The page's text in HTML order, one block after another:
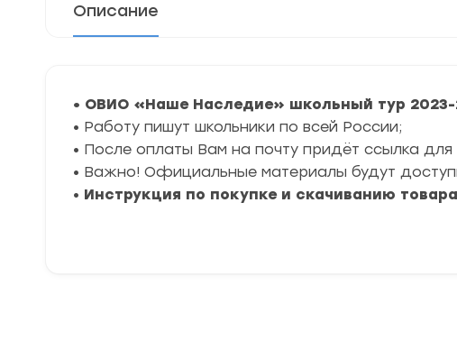
Описание
• ОВИО «Наше Наследие» школьный тур 2023-
• Работу пишут школьники по всей России;
• После оплаты Вам на почту придёт ссылка для
• Важно! Официальные материалы будут
• Инструкция по покупке и скачиванию